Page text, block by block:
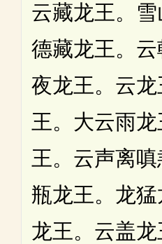
云藏龙王。
德藏龙王。
夜龙王。云
王。大云雨
王。云声离
瓶龙王。龙
龙王。云盖